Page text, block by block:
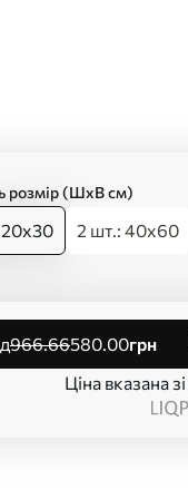
розмір (ШхВ см)
2 шт.: 40x60
966.66580.00грн
Ціна вказана зі